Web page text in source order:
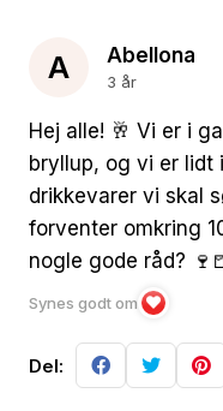
A Abellona
3 år
Hej alle! 🥂 Vi er i
bryllup, og vi er lidt
drikkevarer vi skal
forventer omkring
nogle gode råd?
Synes godt om
Del: